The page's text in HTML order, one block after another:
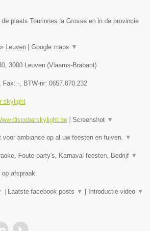
de plaats Tourinnes la Grosse en in de provincie
» Leuven Google maps ▼
3000 Leuven (Vlaams-Brabant)
, Fax: - , BTW-nr: 0657.870.232
skylight
Screenshot ▼
voor ambiance op al uw feesten en fuiven. ▼
Foute party's, Karnaval feesten, Bedrijf ▼
afspraak.
Laatste facebook posts ▼ Introductie video ▼